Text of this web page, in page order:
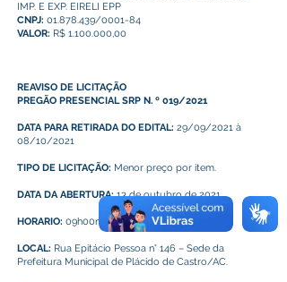
IMP. E EXP. EIRELI EPP
CNPJ: 01.878.439/0001-84
VALOR: R$ 1.100.000,00
REAVISO DE LICITAÇÃO
PREGÃO PRESENCIAL SRP N. º 019/2021
DATA PARA RETIRADA DO EDITAL: 29/09/2021 à
08/10/2021
TIPO DE LICITAÇÃO: Menor preço por item.
DATA DA ABERTURA:13 de outubro de 2021.
HORARIO: 09h00min (nove) horas.
LOCAL: Rua Epitácio Pessoa n° 146 – Sede da
Prefeitura Municipal de Plácido de Castro/AC.